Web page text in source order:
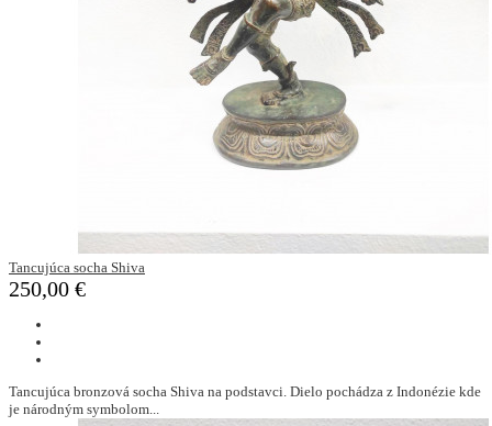
Tancujúca socha Shiva
250,00 €
Tancujúca bronzová socha Shiva na podstavci. Dielo pochádza z Indonézie kde
je národným symbolom...